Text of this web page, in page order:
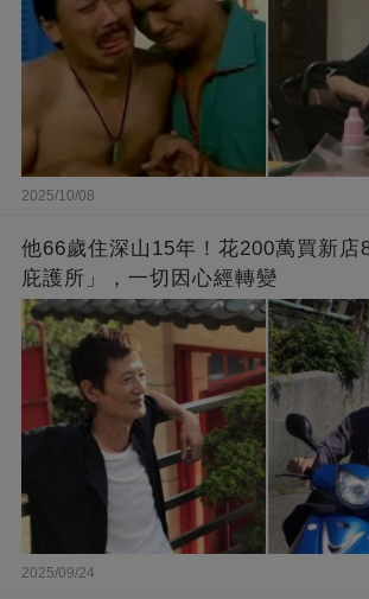
2025/10/08
他66歲住深山15年！花200萬買新店
庇護所」，一切因心經轉變
2025/09/24